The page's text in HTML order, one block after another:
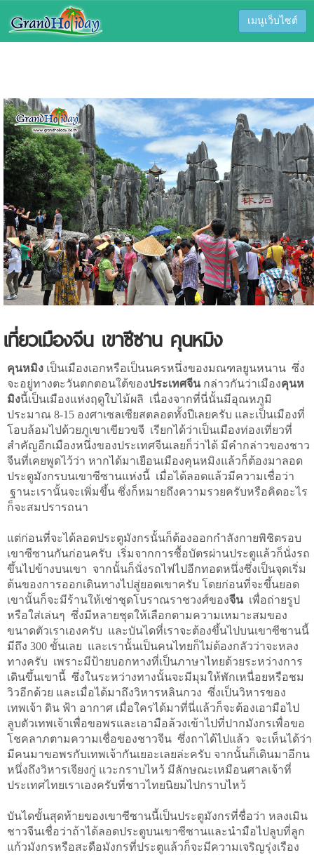
เมนูเว็บไซต์
เที่ยวเมืองจีน เขาซีซาน คุนหมิง
คุนหมิง เป็นเมืองเอกหรือเป็นนครหนึ่งของมณฑลยูนหนาน ซึ่ง
จะอยู่ทางตะวันตกตอนใต้ของประเทศจีนกล่าวกันว่าเมืองคุนห
มิงนี้เป็นเมืองแห่งฤดูใบไม้ผลิ เนื่องจากที่นี่นั้นมีอุณหภูมิ
ประมาณ 8-15 องศาเซลเซียสตลอดทั้งปีเลยครับ และเป็นเมืองที่
โอบล้อมไปด้วยภูเขาเขียวขจี เรียกได้ว่าเป็นเมืองท่องเที่ยวที่
สำคัญอีกเมืองหนึ่งของประเทศจีนเลยก็ว่าได้ มีคำกล่าวของชาว
จีนที่เคยพูดไว้ว่า หากได้มาเยือนเมืองคุนหมิงแล้วก็ต้องมาลอด
ประตูมังกรบนเขาซีซานแห่งนี้ เมื่อได้ลอดแล้วมีความเชื่อว่า
ฐานะเรานั้นจะเพิ่มขึ้น ซึ่งก็หมายถึงความรวยครับหรือคิดอะไร
ก็จะสมปรารถนา
แต่ก่อนที่จะได้ลอดประตูมังกรนั้นก็ต้องออกกำลังกายพิชิตรอบ
เขาซีซานกันก่อนครับ เริ่มจากการซื้อบัตรผ่านประตูแล้วก็นั่งรถ
ขึ้นไปข้างบนเขา จากนั้นก็นั่งรถไฟไปอีกทอดหนึ่งซึ่งเป็นจุดเริ่ม
ต้นของการออกเดินทางไปสู่ยอดเขาครับ โดยก่อนที่จะขึ้นยอด
เขานั้นก็จะมีร้านให้เช่าชุดโบราณราชวงศ์ของจีนเพื่อถ่ายรูป
หรือใส่เล่นๆ ซึ่งมีหลายชุดให้เลือกตามความเหมาะสมของ
ขนาดตัวเราเองครับ และบันไดที่เราจะต้องขึ้นไปบนเขาซีซานนี้
มีถึง 300 ขั้นเลย และเรานั้นเป็นคนไทยก็ไม่ต้องกลัวว่าจะหลง
ทางครับ เพราะมีป้ายบอกทางที่เป็นภาษาไทยด้วยระหว่างการ
เดินขึ้นเขานี้ ซึ่งในระหว่างทางนั้นจะมีมุมให้พักเหนื่อยหรือชม
วิวอีกด้วย และเมื่อได้มาถึงวิหารหลินกวง ซึ่งเป็นวิหารของ
เทพเจ้า ดิน ฟ้า อากาศ เมื่อใครได้มาที่นี่แล้วก็จะต้องเอามือไป
ลูบตัวเทพเจ้าเพื่อขอพรและเอามือล้วงเข้าไปที่ปากมังกรเพื่อขอ
โชคลาภตามความเชื่อของชาวจีน ซึ่งถาได้ไปแล้ว จะเห็นได้ว่า
มีคนมาขอพรกับเทพเจ้ากันเยอะเลยล่ะครับ จากนั้นก็เดินมาอีกน
หนึ่งถึงวิหารเจียงกู่ แวะกราบไหว้ มีลักษณะเหมือนศาลเจ้าที่
ประเทศไทยเราเองครับที่ชาวไทยนิยมไปกราบไหว้
บันไดขั้นสุดท้ายของเขาซีซานนี้เป็นประตูมังกรที่ชื่อว่า หลงเมิน
ชาวจีนเชื่อว่าถ้าได้ลอดประตูบนเขาซีซานและนำมือไปลูบที่ลูก
แก้วมังกรหรือสะดือมังกรที่ประตูแล้วก็จะมีความเจริญรุ่งเรือง